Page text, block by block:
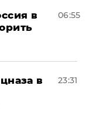
в
06:55
в
23:31